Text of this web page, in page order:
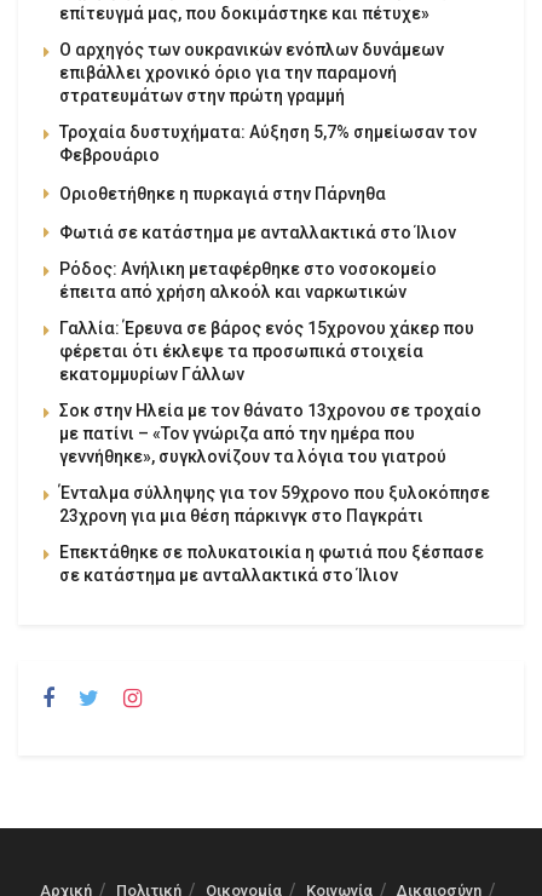
επίτευγμά μας, που δοκιμάστηκε και πέτυχε»
Ο αρχηγός των ουκρανικών ενόπλων δυνάμεων
επιβάλλει χρονικό όριο για την παραμονή
στρατευμάτων στην πρώτη γραμμή
Τροχαία δυστυχήματα: Αύξηση 5,7% σημείωσαν τον
Φεβρουάριο
Οριοθετήθηκε η πυρκαγιά στην Πάρνηθα
Φωτιά σε κατάστημα με ανταλλακτικά στο Ίλιον
Ρόδος: Ανήλικη μεταφέρθηκε στο νοσοκομείο
έπειτα από χρήση αλκοόλ και ναρκωτικών
Γαλλία: Έρευνα σε βάρος ενός 15χρονου χάκερ που
φέρεται ότι έκλεψε τα προσωπικά στοιχεία
εκατομμυρίων Γάλλων
Σοκ στην Ηλεία με τον θάνατο 13χρονου σε τροχαίο
με πατίνι – «Τον γνώριζα από την ημέρα που
γεννήθηκε», συγκλονίζουν τα λόγια του γιατρού
Ένταλμα σύλληψης για τον 59χρονο που ξυλοκόπησε
23χρονη για μια θέση πάρκινγκ στο Παγκράτι
Επεκτάθηκε σε πολυκατοικία η φωτιά που ξέσπασε
σε κατάστημα με ανταλλακτικά στο Ίλιον
Αρχική Πολιτική Οικονομία Κοινωνία Δικαιοσύνη